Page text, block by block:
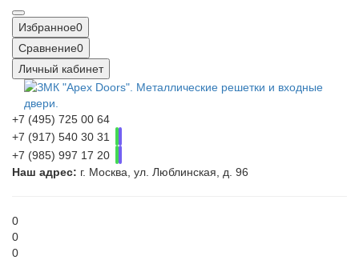
Избранное0
Сравнение0
Личный кабинет
+7 (495) 725 00 64
+7 (917) 540 30 31
+7 (985) 997 17 20
Наш адрес: г. Москва, ул. Люблинская, д. 96
0
0
0